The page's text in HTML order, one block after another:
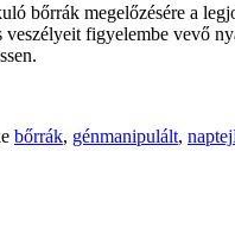
bőrrák megelőzésére a
veszélyeit figyelembe vevő
bőrrák, génmanipulált, naptej